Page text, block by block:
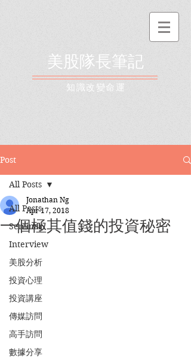
美股隊長筆記
​知識改變命運
Post
All Posts
Seminar
Interview
美股分析
投資心理
投資講座
傳媒訪問
高手訪問
數據分享
All Posts
一個極其值錢的投資秘密
Jonathan Ng
Apr 17, 2018